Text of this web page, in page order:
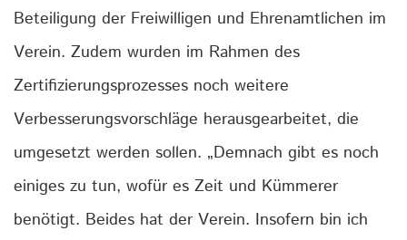
Beteiligung der Freiwilligen und Ehrenamtlichen im
Verein. Zudem wurden im Rahmen des
Zertifizierungsprozesses noch weitere
Verbesserungsvorschläge herausgearbeitet, die
umgesetzt werden sollen. „Demnach gibt es noch
einiges zu tun, wofür es Zeit und Kümmerer
benötigt. Beides hat der Verein. Insofern bin ich